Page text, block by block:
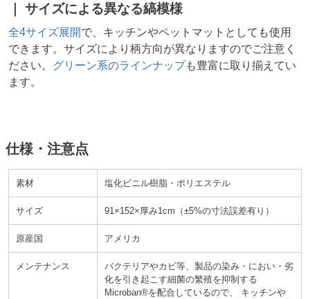
サイズによる異なる縞模様
全4サイズ展開で、キッチンやペットマットとしても使用
できます。サイズにより柄方向が異なりますのでご注意く
ださい。 グリーン系のラインナップも豊富に取り揃えてい
ます。
仕様・注意点
素材 塩化ビニル樹脂・ポリエステル
サイズ 91×152×厚み1cm ±5%の寸法誤差有り
原産国 アメリカ
メンテナンス バクテリアやカビ等、製品の染み におい
劣
化を引き起こす細菌の繁殖を抑制する
Microban®を配合しているので、 キッチンや